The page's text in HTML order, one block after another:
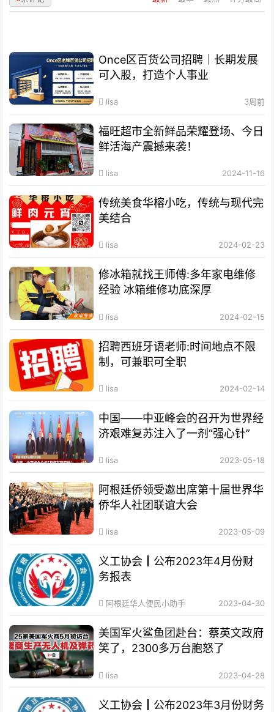
Once区百货公司招聘｜长期发展
可入股，打造个人事业
lisa 3周前
福旺超市全新鲜品荣耀登场、今日
鲜活海产震撼来袭！
lisa 2024-11-16
传统美食华榕小吃，传统与现代完
美结合
lisa 2024-02-23
修冰箱就找王师傅:多年家电维修
经验 冰箱维修功底深厚
lisa 2024-02-15
招聘西班牙语老师:时间地点不限
制，可兼职可全职
lisa 2024-02-14
中国——中亚峰会的召开为世界经
济艰难复苏注入了一剂“强心针”
lisa 2023-05-18
阿根廷侨领受邀出席第十届世界华
侨华人社团联谊大会
lisa 2023-05-09
义工协会┃公布2023年4月份财
务报表
阿根廷华人便民小助手 2023-04-30
美国军火鲨鱼团赴台：蔡英文政府
笑了，2300多万台胞怒了
lisa 2023-04-28
义工协会┃公布2023年3月份财务